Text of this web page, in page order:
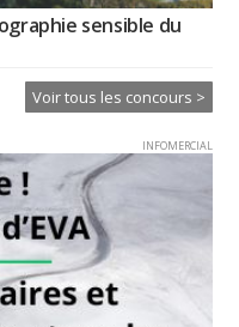
sensible du
Voir tous les concours >
INFOMERCIAL